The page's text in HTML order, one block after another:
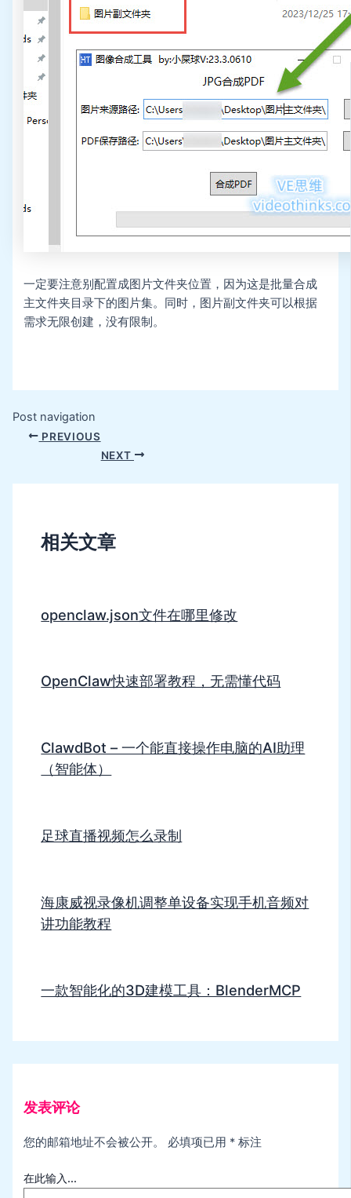
一定要注意别配置成图片文件夹位置，因为这是批量合成
主文件夹目录下的图片集。同时，图片副文件夹可以根据
需求无限创建，没有限制。
Post navigation
PREVIOUS
NEXT
相关文章
openclaw.json文件在哪里修改
OpenClaw快速部署教程，无需懂代码
ClawdBot – 一个能直接操作电脑的AI助理
（智能体）
足球直播视频怎么录制
海康威视录像机调整单设备实现手机音频对
讲功能教程
一款智能化的3D建模工具：BlenderMCP
发表评论
您的邮箱地址不会被公开。 必填项已用 * 标注
在此输入...